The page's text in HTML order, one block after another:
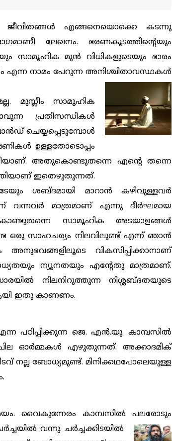
ജീവിതങ്ങള്‍ എങ്ങനെയൊക്കെ കടന്നു
ലേഖനം. ഭരണകൂടത്തിന്റെയും
സാമൂഹിക മുന്‍ വിധികളുടെയും ഭാരം
എന്ന നാമം പേറുന്ന അനിശ്ചിതാവസ്ഥകള്‍
മുസ്ലീം സാമൂഹിക
പ്രതിസന്ധികള്‍
ചെയ്യപ്പെടുമ്പോള്‍
ഉള്ളതോടൊപ്പം
അതുകൊണ്ടുതന്നെ എന്റെ തന്നെ
ഇതെഴുതുന്നത്.
ശബ്ദമായി മാറാന്‍ കഴിവുള്ളവര്‍
വന്നവര്‍ മാത്രമാണ് എന്നു ദീര്‍ഘമായ
സാമൂഹിക അടയാളങ്ങള്‍
ഒരു സാഹചര്യം നിലവിലുണ്ട് എന്ന് ഞാന്‍
വികസിപ്പിക്കാനാണ്
ന്യൂനതയും എന്റേതു മാത്രമാണ്.
നിലനിറുത്തുന്ന നിശ്ശബ്ദതയുടെ
ആയി ഇതു കാണണം.
പഠിപ്പിക്കുന്ന ജെ. എന്‍.യു. കാമ്പസില്‍
ഓര്‍മ്മകള്‍ എഴുതുന്നത്. അക്കാദമിക്
നല്ല ബോധ്യമുണ്ട്. മിനിക്കഥപോലെയുള്ള
വൈകുന്നേരം കാമ്പസില്‍ പലരോടും
വന്നു. ചര്‍ച്ചക്കിടയില്‍